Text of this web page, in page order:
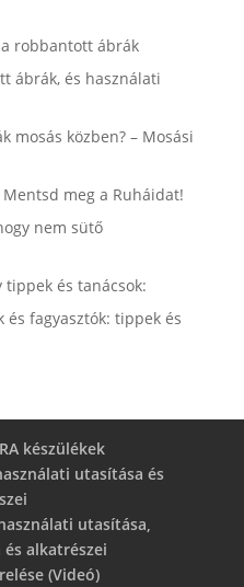
robbantott ábrák
ábrák, és használati
mosás közben? – Mosási
meg a Ruháidat!
nem sütő
és tanácsok:
és fagyasztók: tippek és
készülékek
utasítása és
utasítása,
alkatrészei
(Videó)